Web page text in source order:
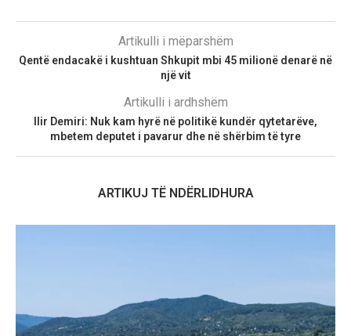
Artikulli i mëparshëm
Qentë endacakë i kushtuan Shkupit mbi 45 milionë denarë në
një vit
Artikulli i ardhshëm
Ilir Demiri: Nuk kam hyrë në politikë kundër qytetarëve,
mbetem deputet i pavarur dhe në shërbim të tyre
ARTIKUJ TË NDËRLIDHURA